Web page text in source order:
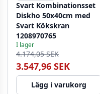
Svart Kombinationsset
Diskho 50x40cm med
Svart Kökskran
1208970765
I lager
4.174,05 SEK
3.547,96 SEK
Lägg i varukorg